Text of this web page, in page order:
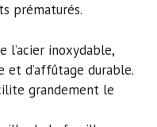
prématurés.
l’acier inoxydable,
et d’affûtage durable.
grandement le